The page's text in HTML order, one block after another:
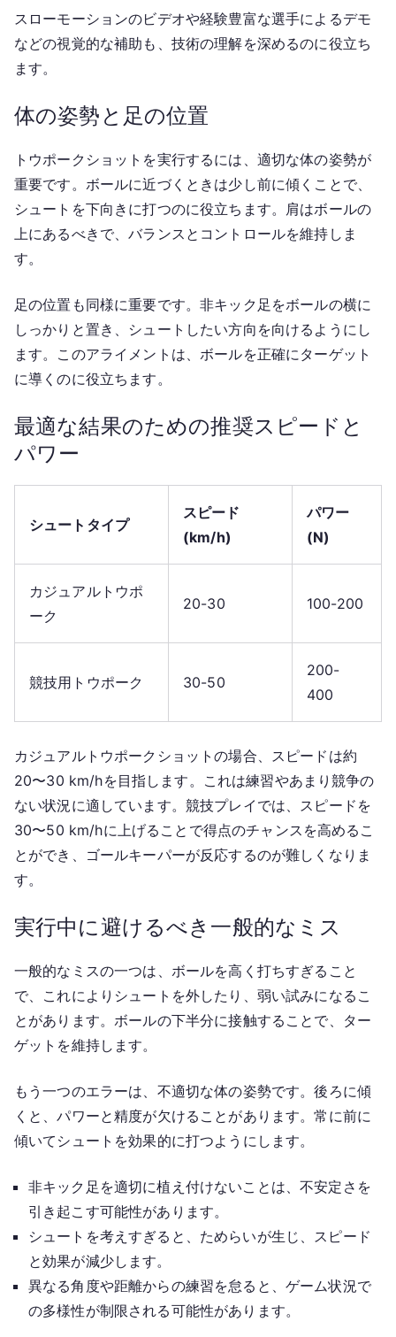
スローモーションのビデオや経験豊富な選手によるデモ
などの視覚的な補助も、技術の理解を深めるのに役立ち
ます。
体の姿勢と足の位置
トウポークショットを実行するには、適切な体の姿勢が
重要です。ボールに近づくときは少し前に傾くことで、
シュートを下向きに打つのに役立ちます。肩はボールの
上にあるべきで、バランスとコントロールを維持しま
す。
足の位置も同様に重要です。非キック足をボールの横に
しっかりと置き、シュートしたい方向を向けるようにし
ます。このアライメントは、ボールを正確にターゲット
に導くのに役立ちます。
最適な結果のための推奨スピードと
パワー
シュートタイプ
スピード
(km/h)
パワー
(N)
カジュアルトウポ
ーク
20-30 100-200
競技用トウポーク 30-50
200-
400
カジュアルトウポークショットの場合、スピードは約
20〜30 km/hを目指します。これは練習やあまり競争の
ない状況に適しています。競技プレイでは、スピードを
30〜50 km/hに上げることで得点のチャンスを高めるこ
とができ、ゴールキーパーが反応するのが難しくなりま
す。
実行中に避けるべき一般的なミス
一般的なミスの一つは、ボールを高く打ちすぎること
で、これによりシュートを外したり、弱い試みになるこ
とがあります。ボールの下半分に接触することで、ター
ゲットを維持します。
もう一つのエラーは、不適切な体の姿勢です。後ろに傾
くと、パワーと精度が欠けることがあります。常に前に
傾いてシュートを効果的に打つようにします。
非キック足を適切に植え付けないことは、不安定さを
引き起こす可能性があります。
シュートを考えすぎると、ためらいが生じ、スピード
と効果が減少します。
異なる角度や距離からの練習を怠ると、ゲーム状況で
の多様性が制限される可能性があります。